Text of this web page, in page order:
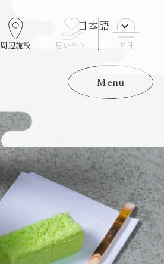
周辺施設 思いやり 夕日
Menu